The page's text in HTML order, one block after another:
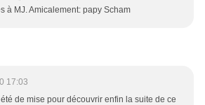
à MJ. Amicalement: papy Scham
17:03
de mise pour découvrir enfin la suite de ce